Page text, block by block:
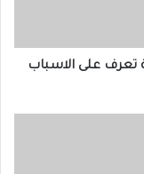
تعرف على الاسباب